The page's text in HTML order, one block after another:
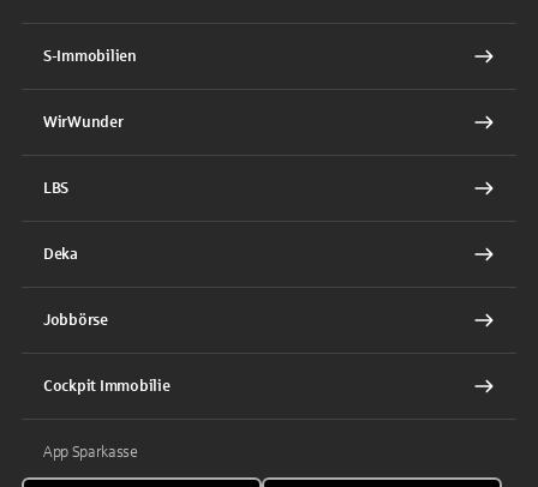
S-Immobilien
WirWunder
LBS
Deka
Jobbörse
Cockpit Immobilie
App Sparkasse